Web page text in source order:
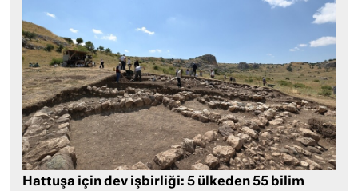
Hattuşa için dev işbirliği: 5 ülkeden 55 bilim